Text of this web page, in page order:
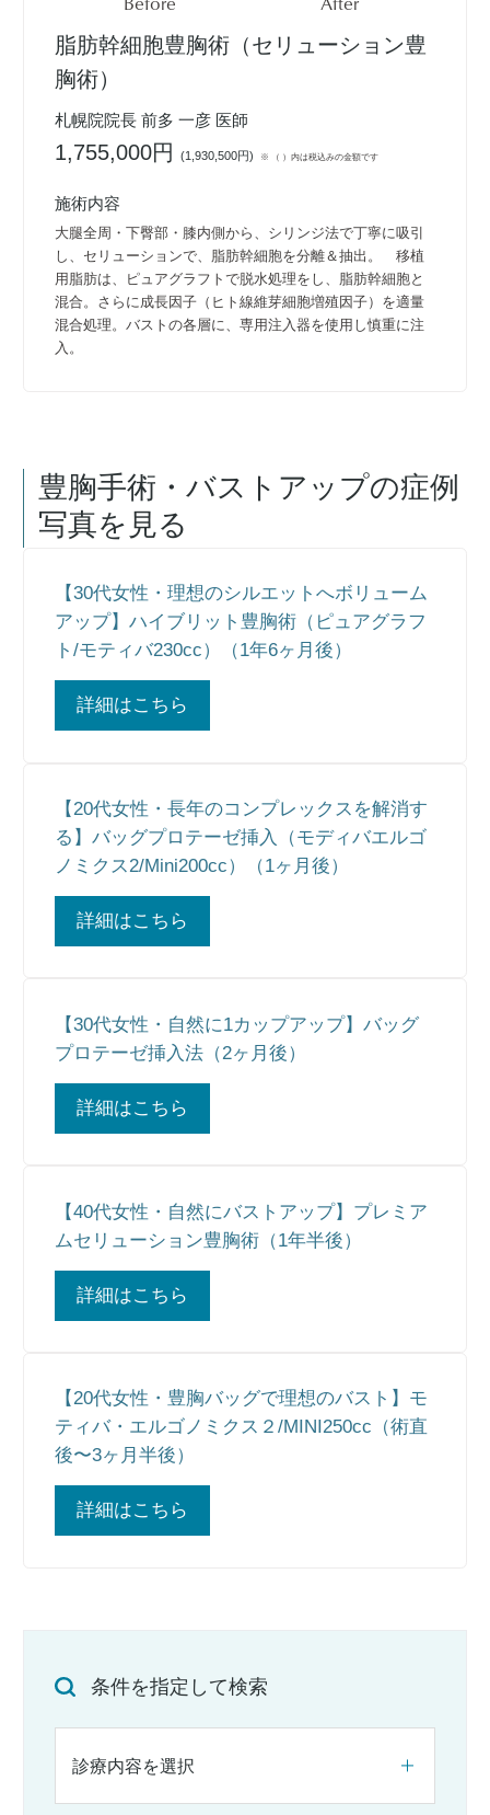
脂肪幹細胞豊胸術（セリューション豊
胸術）
札幌院院長 前多 一彦 医師
1,755,000円(1,930,500円) ※ （ ）内は税込みの金額です
施術内容
大腿全周・下臀部・膝内側から、シリンジ法で丁寧に吸引
し、セリューションで、脂肪幹細胞を分離＆抽出。 移植
用脂肪は、ピュアグラフトで脱水処理をし、脂肪幹細胞と
混合。さらに成長因子（ヒト線維芽細胞増殖因子）を適量
混合処理。バストの各層に、専用注入器を使用し慎重に注
入。
豊胸手術・バストアップの症例
写真を見る
【30代女性・理想のシルエットへボリューム
アップ】ハイブリット豊胸術（ピュアグラフ
ト/モティバ230cc）（1年6ヶ月後）
詳細はこちら
【20代女性・長年のコンプレックスを解消す
る】バッグプロテーゼ挿入（モディバエルゴ
ノミクス2/Mini200cc）（1ヶ月後）
詳細はこちら
【30代女性・自然に1カップアップ】バッグ
プロテーゼ挿入法（2ヶ月後）
詳細はこちら
【40代女性・自然にバストアップ】プレミア
ムセリューション豊胸術（1年半後）
詳細はこちら
【20代女性・豊胸バッグで理想のバスト】モ
ティバ・エルゴノミクス２/MINI250cc（術直
後〜3ヶ月半後）
詳細はこちら
条件を指定して検索
診療内容を選択